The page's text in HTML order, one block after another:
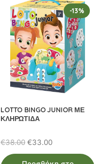
-13%
LOTTO BINGO JUNIOR ΜΕ
ΚΛΗΡΩΤΙΔΑ
€38.00 Original
price
€33.00Η
τρέχουσα